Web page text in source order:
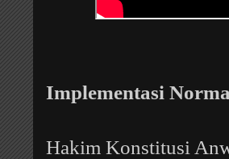
Implementasi Norma
Hakim Konstitusi